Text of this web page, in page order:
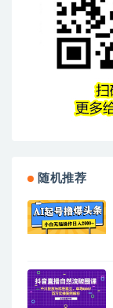
随机推荐